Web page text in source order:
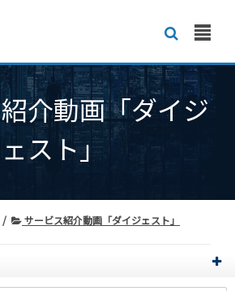
介動画「ダイジ
ェスト」
サービス紹介動画「ダイジェスト」